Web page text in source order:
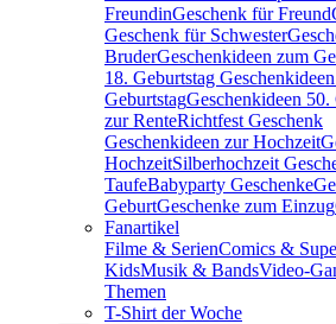
FreundinGeschenk für Freund
Geschenk für Schwester
BruderGeschenkideen zum
18. Geburtstag
GeburtstagGeschenkideen 50.
zur RenteRichtfest Geschenk
Geschenkideen zur Hochzeit
HochzeitSilberhochzeit
TaufeBabyparty Geschenke
GeburtGeschenke zum Einzug
Fanartikel
Filme & SerienComics &
KidsMusik & BandsVideo-
Themen
T-Shirt der Woche